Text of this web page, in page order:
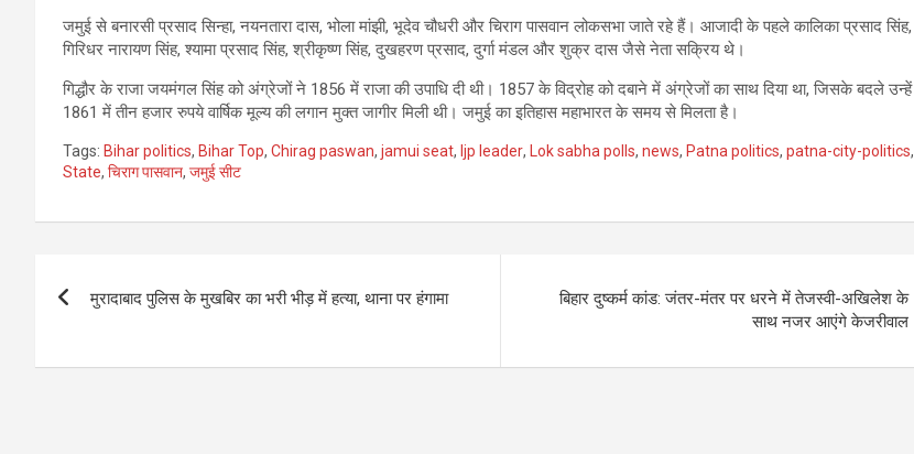
जमुई से बनारसी प्रसाद सिन्हा, नयनतारा दास, भोला मांझी, भूदेव चौधरी और चिराग पासवान लोकसभा जाते रहे हैं। आजादी के पहले कालिका प्रसाद सिंह,
गिरिधर नारायण सिंह, श्यामा प्रसाद सिंह, श्रीकृष्ण सिंह, दुखहरण प्रसाद, दुर्गा मंडल और शुक्र दास जैसे नेता सक्रिय थे।
गिद्धौर के राजा जयमंगल सिंह को अंग्रेजों ने 1856 में राजा की उपाधि दी थी। 1857 के विद्रोह को दबाने में अंग्रेजों का साथ दिया था, जिसके बदले उन्हें
1861 में तीन हजार रुपये वार्षिक मूल्य की लगान मुक्त जागीर मिली थी। जमुई का इतिहास महाभारत के समय से मिलता है।
Tags: Bihar politics, Bihar Top, Chirag paswan, jamui seat, ljp leader, Lok sabha polls, news, Patna politics, patna-city-politics,
State, चिराग पासवान, जमुई सीट
navigation
मुरादाबाद पुलिस के मुखबिर का भरी भीड़ में हत्या, थाना पर हंगामा
बिहार दुष्कर्म कांड: जंतर-मंतर पर धरने में तेजस्वी-अखिलेश के
साथ नजर आएंगे केजरीवाल